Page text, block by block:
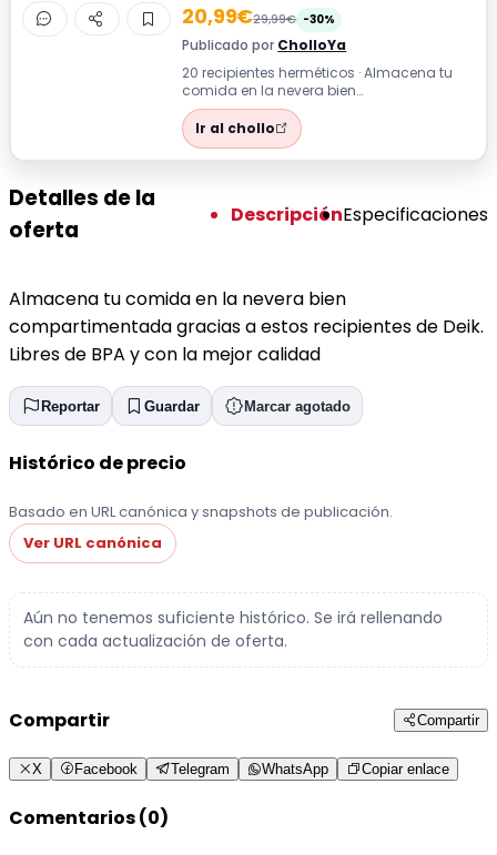
20,99€29,99€ -30%
Publicado por CholloYa
20 recipientes herméticos · Almacena tu
comida en la nevera bien
compartimentada gracias a estos
recipientes de Deik....
Ir al chollo
Detalles de la
oferta
DescripciónEspecificaciones
Almacena tu comida en la nevera bien
compartimentada gracias a estos recipientes de Deik.
Libres de BPA y con la mejor calidad
Reportar Guardar Marcar agotado
Histórico de precio
Basado en URL canónica y snapshots de publicación.
Ver URL canónica
Aún no tenemos suficiente histórico. Se irá rellenando
con cada actualización de oferta.
Compartir Compartir
X Facebook Telegram WhatsApp Copiar enlace
Comentarios (0)